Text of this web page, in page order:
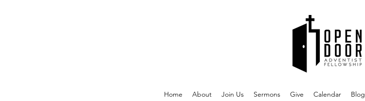
Home About Join Us Sermons Give Calendar Blog